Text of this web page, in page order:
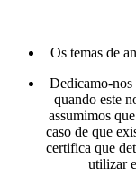
Os temas de
Dedicamo-nos
quando este
assumimos
caso de que
certifica que
utilizar